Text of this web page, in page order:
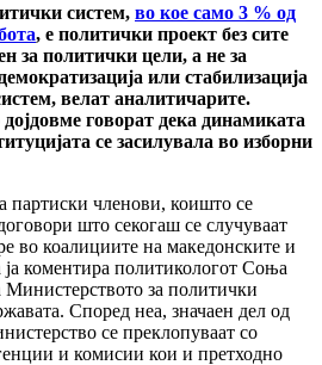
систем, во кое само 3 % од
, е политички проект без сите
за политички цели, а не за
или стабилизација
велат аналитичарите.
говорат дека динамиката
се засилувала во изборни
партиски членови, коишто се
што секогаш се случуваат
во коалициите на македонските и
коментира политикологот Соња
Министерството за политички
Според неа, значаен дел од
се преклопуваат со
и комисии кои и претходно